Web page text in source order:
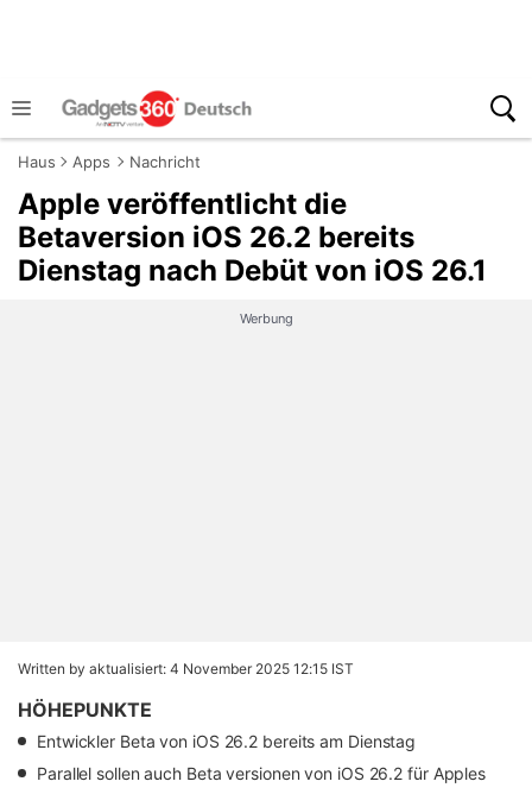
Haus Apps Nachricht
Apple veröffentlicht die
Betaversion iOS 26.2 bereits
Dienstag nach Debüt von iOS 26.1
Werbung
Written by aktualisiert: 4 November 2025 12:15 IST
HÖHEPUNKTE
Entwickler Beta von iOS 26.2 bereits am Dienstag
Parallel sollen auch Beta versionen von iOS 26.2 für Apples